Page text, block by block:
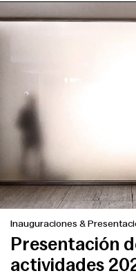
Inauguraciones &
Presentación
actividades